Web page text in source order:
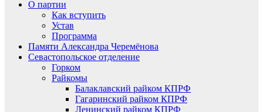
О партии
Как вступить
Устав
Программа
Памяти Александра Черемёнова
Севастопольское отделение
Горком
Райкомы
Балаклавский райком КПРФ
Гагаринский райком КПРФ
Ленинский райком КПРФ